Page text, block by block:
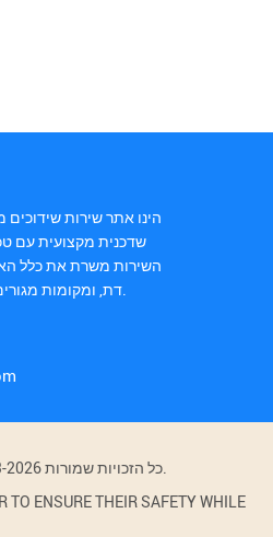
הינו אתר שירות
שדכנית מקצועית עם
השירות משרת את כלל
TO ENSURE THEIR SAFETY WHILE